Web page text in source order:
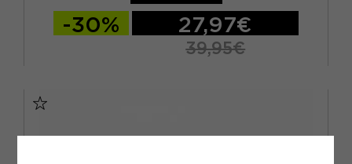
-30% 27,97€
39,95€